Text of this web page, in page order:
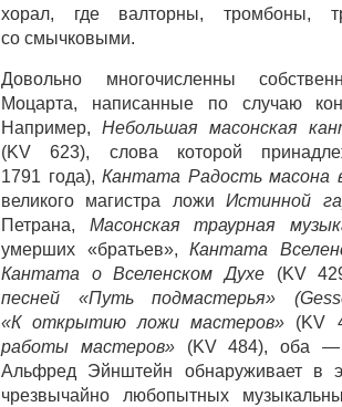
хорал, где валторны, тромбоны,
со смычковыми.
Довольно многочисленны
Моцарта, написанные по случаю
Например, Небольшая масонская
(KV 623), слова которой
1791 года),Кантата Радость масона
великого магистра ложиИстинной
Петрана, Масонская траурная
умерших «братьев», Кантата
Кантата о Вселенском Духе (KV
песней «Путь подмастерья»
«К открытию ложи мастеров» (KV
работы мастеров» (KV 484), оба —
Альфред Эйнштейн обнаруживает в
чрезвычайно любопытных